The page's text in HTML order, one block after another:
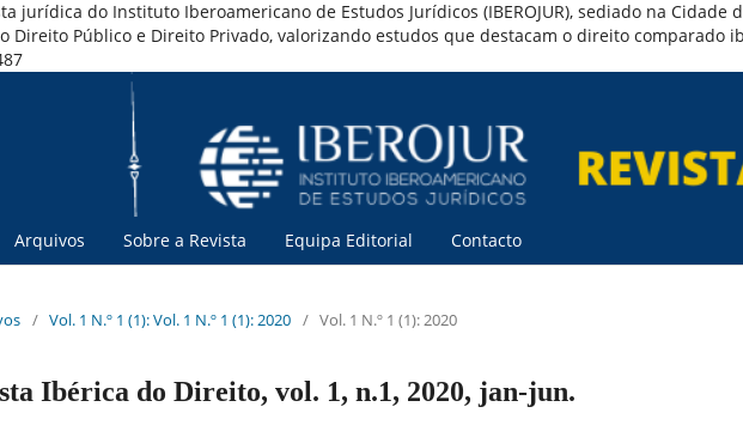
jurídica do Instituto Iberoamericano de Estudos Jurídicos (IBEROJUR), sediado na
Direito Público e Direito Privado, valorizando estudos que destacam o direito comparado
Arquivos Sobre a Revista Equipa Editorial Contacto
/ Vol. 1 N.º 1 (1): Vol. 1 N.º 1 (1): 2020 / Vol. 1 N.º 1 (1): 2020
Ibérica do Direito, vol. 1, n.1, 2020, jan-jun.